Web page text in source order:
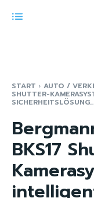
START AUTO /
SHUTTER-
SICHERHEITSLÖSUNG...
BKS17